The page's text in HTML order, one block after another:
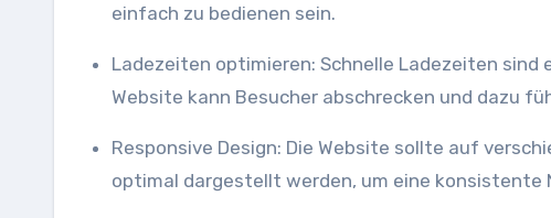
einfach zu bedienen sein.
Ladezeiten optimieren: Schnelle Ladezeiten sind entscheidend für die Benutzererfahrung. Eine langsame
Website kann Besucher abschrecken und dazu
Responsive Design: Die Website sollte auf verschiedenen Endgeräten wie Smartphones oder Tablets
optimal dargestellt werden, um eine